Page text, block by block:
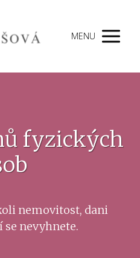
MENU
fyzických
nemovitost, dani
nevyhnete.